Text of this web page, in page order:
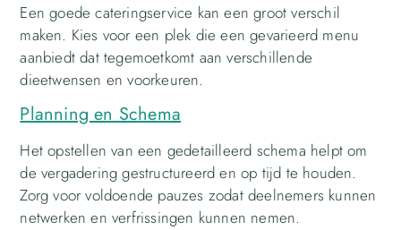
Een goede cateringservice kan een groot verschil
maken. Kies voor een plek die een gevarieerd menu
aanbiedt dat tegemoetkomt aan verschillende
dieetwensen en voorkeuren.
Planning en Schema
Het opstellen van een gedetailleerd schema helpt om
de vergadering gestructureerd en op tijd te houden.
Zorg voor voldoende pauzes zodat deelnemers kunnen
netwerken en verfrissingen kunnen nemen.